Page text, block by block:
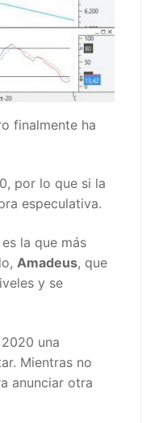
finalmente ha
por lo que si la
especulativa.
la que más
Amadeus, que
y se
una
Mientras no
anunciar otra